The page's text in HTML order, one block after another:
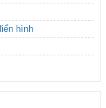
hình